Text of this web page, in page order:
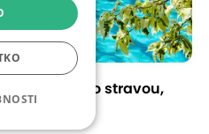
so stravou,